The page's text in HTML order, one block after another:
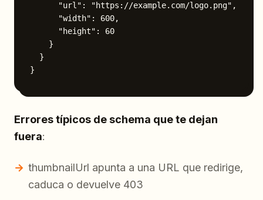
      "url": "https://example.com/logo.png",
      "width": 600,
      "height": 60
    }
  }
Errores típicos de schema que te dejan
fuera:
thumbnailUrl apunta a una URL que redirige,
caduca o devuelve 403